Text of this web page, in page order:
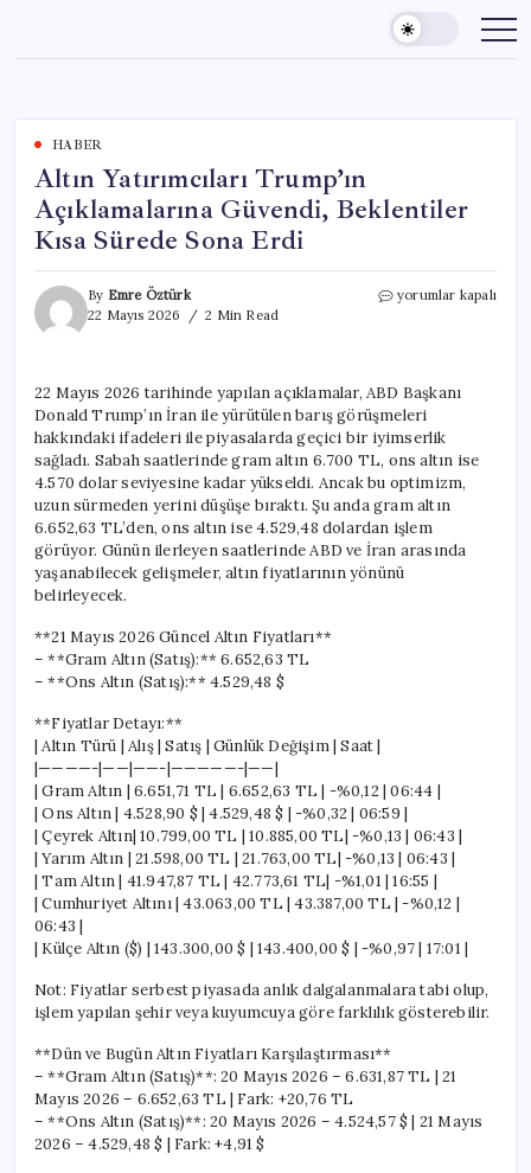
content
HABER
Altın Yatırımcıları Trump’ın
Açıklamalarına Güvendi, Beklentiler
Kısa Sürede Sona Erdi
By Emre Öztürk
22 Mayıs 2026
2 Min Read
Altın
Beklentiler
Kısa
Sürede
Sona
Erdi
için
yorumlar kapalı
22 Mayıs 2026 tarihinde yapılan açıklamalar, ABD Başkanı
Donald Trump’ın İran ile yürütülen barış görüşmeleri
hakkındaki ifadeleri ile piyasalarda geçici bir iyimserlik
sağladı. Sabah saatlerinde gram altın 6.700 TL, ons altın ise
4.570 dolar seviyesine kadar yükseldi. Ancak bu optimizm,
uzun sürmeden yerini düşüşe bıraktı. Şu anda gram altın
6.652,63 TL’den, ons altın ise 4.529,48 dolardan işlem
görüyor. Günün ilerleyen saatlerinde ABD ve İran arasında
yaşanabilecek gelişmeler, altın fiyatlarının yönünü
belirleyecek.
**21 Mayıs 2026 Güncel Altın Fiyatları**
– **Gram Altın (Satış):** 6.652,63 TL
– **Ons Altın (Satış):** 4.529,48 $
**Fiyatlar Detayı:**
| Altın Türü | Alış | Satış | Günlük Değişim | Saat |
|————-|——|——-|—————-|——|
| Gram Altın | 6.651,71 TL | 6.652,63 TL | -%0,12 | 06:44 |
| Ons Altın | 4.528,90 $ | 4.529,48 $ | -%0,32 | 06:59 |
| Çeyrek Altın| 10.799,00 TL | 10.885,00 TL| -%0,13 | 06:43 |
| Yarım Altın | 21.598,00 TL | 21.763,00 TL| -%0,13 | 06:43 |
| Tam Altın | 41.947,87 TL | 42.773,61 TL| -%1,01 | 16:55 |
| Cumhuriyet Altını | 43.063,00 TL | 43.387,00 TL | -%0,12 |
06:43 |
| Külçe Altın ($) | 143.300,00 $ | 143.400,00 $ | -%0,97 | 17:01 |
Not: Fiyatlar serbest piyasada anlık dalgalanmalara tabi olup,
işlem yapılan şehir veya kuyumcuya göre farklılık gösterebilir.
**Dün ve Bugün Altın Fiyatları Karşılaştırması**
– **Gram Altın (Satış)**: 20 Mayıs 2026 – 6.631,87 TL | 21
Mayıs 2026 – 6.652,63 TL | Fark: +20,76 TL
– **Ons Altın (Satış)**: 20 Mayıs 2026 – 4.524,57 $ | 21 Mayıs
2026 – 4.529,48 $ | Fark: +4,91 $